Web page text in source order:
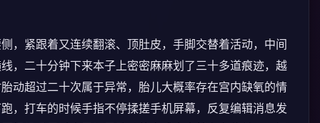
，紧跟着又连续翻滚、顶肚皮，手脚交替着活动，中间
，二十分钟下来本子上密密麻麻划了三十多道痕迹，越
动超过二十次属于异常，胎儿大概率存在宫内缺氧的情
，打车的时候手指不停揉搓手机屏幕，反复编辑消息发